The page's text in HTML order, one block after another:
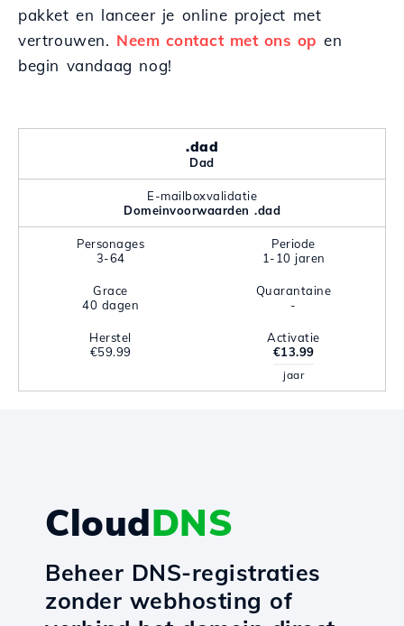
pakket en lanceer je online project met
vertrouwen. Neem contact met ons op en
begin vandaag nog!
.dad
Dad
E-mailboxvalidatie
Domeinvoorwaarden .dad
Personages
3-64
Periode
1-10 jaren
Grace
40 dagen
Quarantaine
-
Herstel
€59.99
Activatie
€13.99
jaar
CloudDNS
Beheer DNS-registraties
zonder webhosting of